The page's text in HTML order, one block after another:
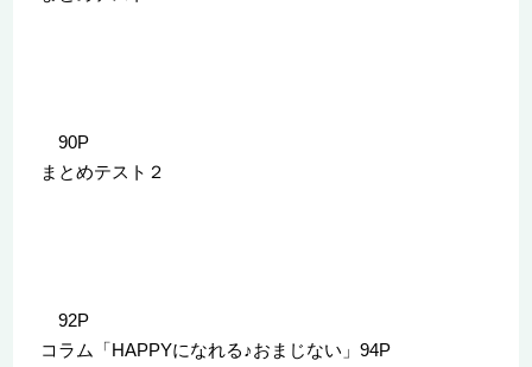
90P
まとめテスト２
92P
コラム「HAPPYになれる♪おまじない」94P